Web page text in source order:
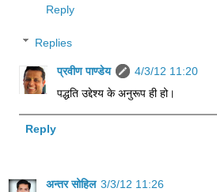
Reply
Replies
प्रवीण पाण्डेय
4/3/12 11:20
पद्धति उद्देश्य के अनुरूप ही हो।
Reply
अन्तर सोहिल 3/3/12 11:26